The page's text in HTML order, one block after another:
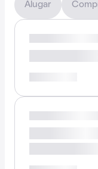
Alugar